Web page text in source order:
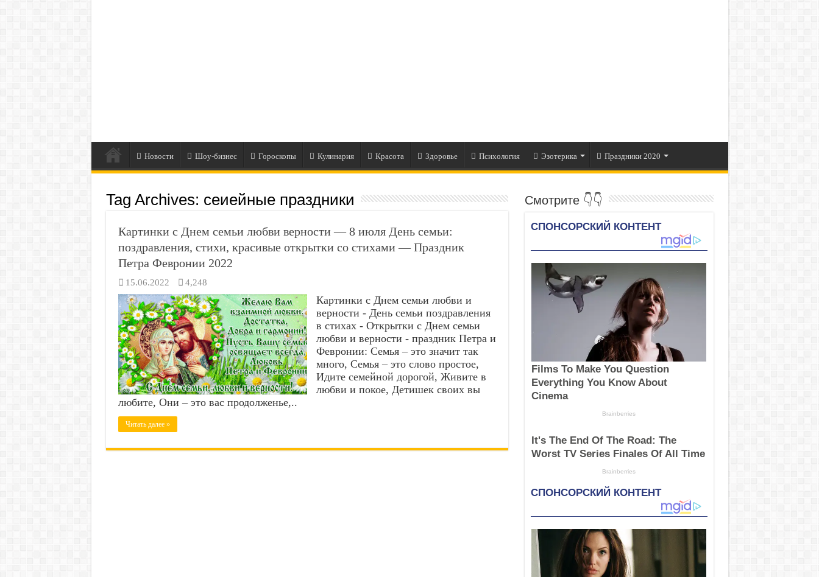
Новости Шоу-бизнес Гороскопы Кулинария Красота Здоровье Психология Эзотерика Праздники 2020
Tag Archives: сеиейные праздники
Картинки с Днем семьи любви верности — 8 июля День семьи:
поздравления, стихи, красивые открытки со стихами — Праздник
Петра Февронии 2022
15.06.2022 4,248
Картинки с Днем семьи любви и
верности - День семьи поздравления
в стихах - Открытки с Днем семьи
любви и верности - праздник Петра и
Февронии: Семья – это значит так
много, Семья – это слово простое,
Идите семейной дорогой, Живите в
любви и покое, Детишек своих вы
любите, Они – это вас продолженье,..
Читать далее »
Смотрите 👇👇